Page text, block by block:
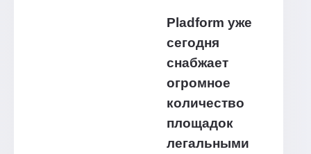
Pladform уже
сегодня
снабжает
огромное
количество
площадок
легальными